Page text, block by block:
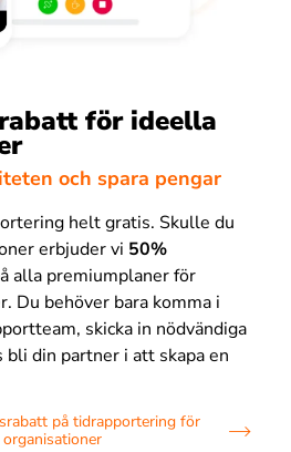
för ideella
och spara pengar
helt gratis. Skulle du
erbjuder vi 50%
alla premiumplaner för
Du behöver bara komma i
skicka in nödvändiga
bli din partner i att skapa en
på tidrapportering för